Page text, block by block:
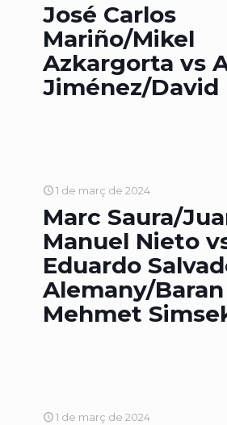
José Carlos
Mariño/Mikel
Azkargorta vs
Jiménez/David
1 de març de 2024
Marc Saura/
Manuel Nieto
Eduardo
Alemany/Baran
Mehmet
1 de març de 2024